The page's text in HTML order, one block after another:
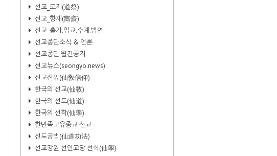
선교_도제(道祭)
선교_향재(嚮齋)
선교_출가.입교.수계.법연
선교종단소식 & 언론
선교종단 월간공지
선교뉴스(seongyo.news)
선교신앙(仙敎信仰)
한국의 선교(仙敎)
한국의 선도(仙道)
한국의 선학(仙學)
한민족고유종교 선교
선도공법(仙道功法)
선교강원 선인교당 선학(仙學)